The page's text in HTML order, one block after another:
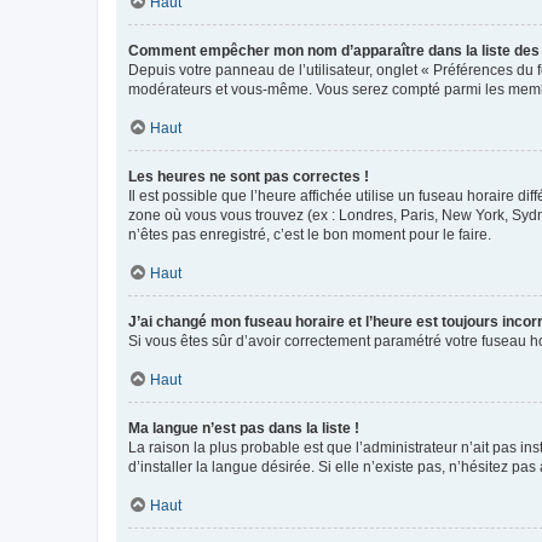
Comment empêcher mon nom d’apparaître dans la liste
Depuis votre panneau de l’utilisateur, onglet « Préférences du
modérateurs et vous-même. Vous serez compté parmi les
Haut
Les heures ne sont pas correctes !
Il est possible que l’heure affichée utilise un fuseau horaire
zone où vous vous trouvez (ex : Londres, Paris, New York,
n’êtes pas enregistré, c’est le bon moment pour le faire.
Haut
J’ai changé mon fuseau horaire et l’heure est toujours
Si vous êtes sûr d’avoir correctement paramétré votre fuseau
Haut
Ma langue n’est pas dans la liste !
La raison la plus probable est que l’administrateur n’ait pas
d’installer la langue désirée. Si elle n’existe pas, n’hésitez
Haut